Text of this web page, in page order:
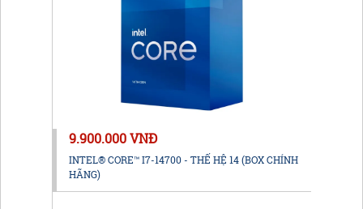
9.900.000 VNĐ
INTEL® CORE™ I7-14700 - THẾ HỆ 14 (BOX CHÍNH
HÃNG)